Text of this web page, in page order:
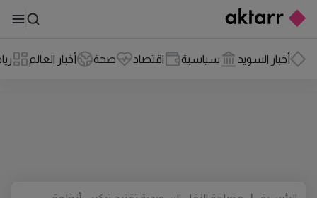
أخبار السويد سياسية اقتصاد صحة أخبار العالم